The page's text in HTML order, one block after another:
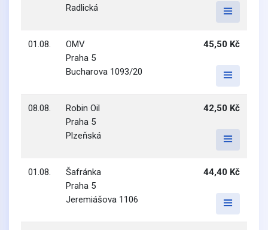
Radlická
01.08.
OMV
Praha 5
Bucharova 1093/20
45,50 Kč
08.08.
Robin Oil
Praha 5
Plzeňská
42,50 Kč
01.08.
Šafránka
Praha 5
Jeremiášova 1106
44,40 Kč